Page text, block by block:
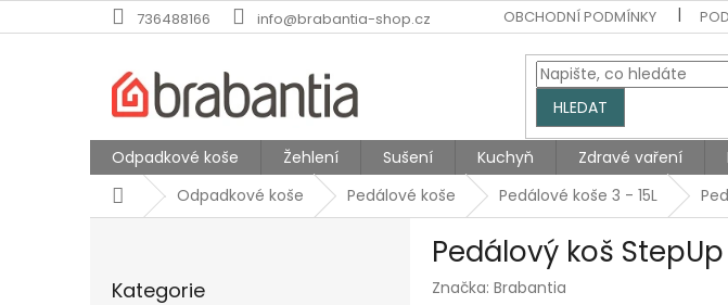
na
736488166 info@brabantia-shop.cz OBCHODNÍ PODMÍNKY
HLEDAT
Odpadkové koše Žehlení Sušení Kuchyň Zdravé vaření
DomůOdpadkové koše Pedálové koše Pedálové koše 3 - 15L
kategorie
Kategorie
Pedálový koš
Značka: Brabantia